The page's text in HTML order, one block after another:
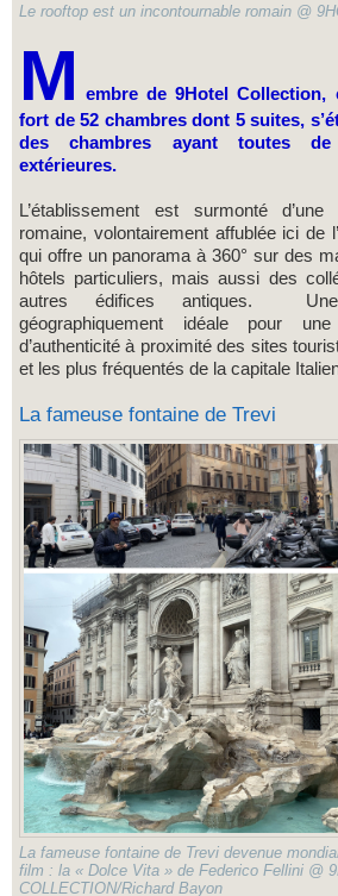
Le rooftop est un incontournable romain @
M embre de 9Hotel Collection,
fort de 52 chambres dont 5 suites,
des chambres ayant toutes de
extérieures.
L’établissement est surmonté
romaine, volontairement affublée ici de
qui offre un panorama à 360° sur des
hôtels particuliers, mais aussi des
autres édifices antiques. Une
géographiquement idéale pour
d’authenticité à proximité des sites
et les plus fréquentés de la capitale
La fameuse fontaine de Trevi
La fameuse fontaine de Trevi devenue
film : la « Dolce Vita » de Federico Fellini @
COLLECTION/Richard Bayon